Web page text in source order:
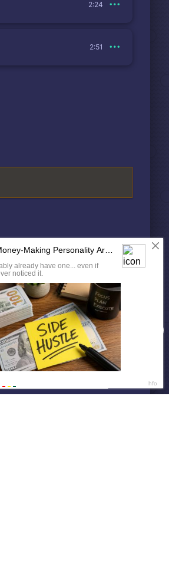
2:24
2:51
ДАЛЕЕ
ШОК от цен 😳